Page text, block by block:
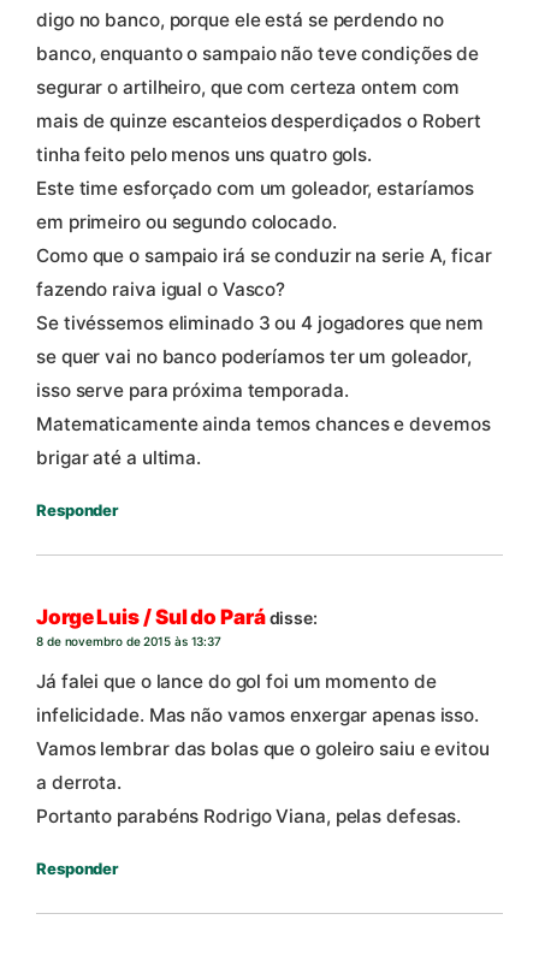
digo no banco, porque ele está se perdendo no
banco, enquanto o sampaio não teve condições de
segurar o artilheiro, que com certeza ontem com
mais de quinze escanteios desperdiçados o Robert
tinha feito pelo menos uns quatro gols.
Este time esforçado com um goleador, estaríamos
em primeiro ou segundo colocado.
Como que o sampaio irá se conduzir na serie A, ficar
fazendo raiva igual o Vasco?
Se tivéssemos eliminado 3 ou 4 jogadores que nem
se quer vai no banco poderíamos ter um goleador,
isso serve para próxima temporada.
Matematicamente ainda temos chances e devemos
brigar até a ultima.
Responder
Jorge Luis / Sul do Parádisse:
8 de novembro de 2015 às 13:37
Já falei que o lance do gol foi um momento de
infelicidade. Mas não vamos enxergar apenas isso.
Vamos lembrar das bolas que o goleiro saiu e evitou
a derrota.
Portanto parabéns Rodrigo Viana, pelas defesas.
Responder